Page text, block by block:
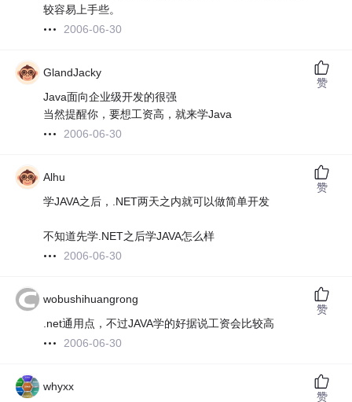
较容易上手些。
2006-06-30
GlandJacky
Java面向企业级开发的很强
当然提醒你，要想工资高，就来学Java
2006-06-30
赞
Alhu
学JAVA之后，.NET两天之内就可以做简单开发
不知道先学.NET之后学JAVA怎么样
2006-06-30
赞
wobushihuangrong
.net通用点，不过JAVA学的好据说工资会比较高
2006-06-30
赞
whyxx
赞